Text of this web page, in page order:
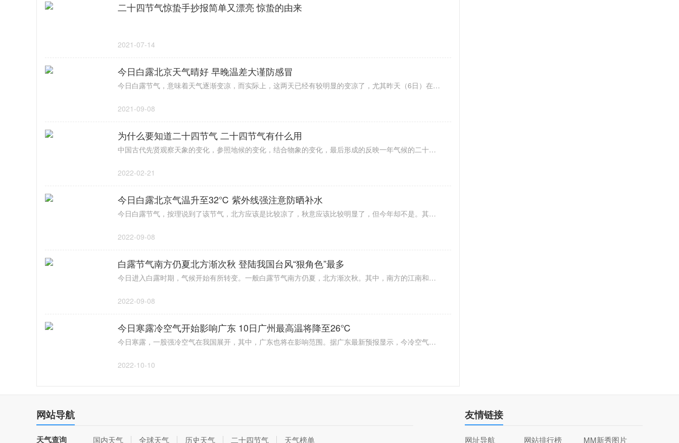
二十四节气惊蛰手抄报简单又漂亮 惊蛰的由来
2021-07-14
今日白露北京天气晴好 早晚温差大谨防感冒
今日白露节气，意味着天气逐渐变凉，而实际上，这两天已经有较明显的变凉了，尤其昨天（6日）在雨水的影响下，最高气温仅22℃左右。根据最新预报显示，预计今北京天气晴好，最高气温27℃，最低气温17℃，早晚温差大谨防感冒。另外，近期山区多雷雨天气，注意防范哦。
2021-09-08
为什么要知道二十四节气 二十四节气有什么用
中国古代先贤观察天象的变化，参照地候的变化，结合物象的变化，最后形成的反映一年气候的二十四节气，客观反映了自然界的节律变化，有效指导了当时人们的生活。2016年11月30日，联合国教科文组织正式将二十四节气列为人类非物质文化遗产代表作名录。
2022-02-21
今日白露北京气温升至32℃ 紫外线强注意防晒补水
今日白露节气，按理说到了该节气，北方应该是比较凉了，秋意应该比较明显了，但今年却不是。其中，据北京最新天气预报显示，今北京气温升至32℃，预计明后天气温也保持在这个温度左右，体感比较热，紫外线强，大家要注意防晒补水。
2022-09-08
白露节气南方仍夏北方渐次秋 登陆我国台风“狠角色”最多
今日进入白露时期，气候开始有所转变。一般白露节气南方仍夏，北方渐次秋。其中，南方的江南和华南等地区要注意防范“秋老虎”，高温天气可能时不时侵扰，仍需要注意防暑降温。另外，这个时候登陆我国台风“狠角色”最多，大家要实时关注太平洋台风情况。
2022-09-08
今日寒露冷空气开始影响广东 10日广州最高温将降至26℃
今日寒露，一股强冷空气在我国展开，其中，广东也将在影响范围。据广东最新预报显示，今冷空气开始影响广东，冷暖空气相遇，西部及珠三角部分地区现明显降雨。降温将从9日晚开始，预计10日广州最高温将降至26℃，大家要注意及时添衣，谨防感冒。
2022-10-10
网站导航
天气查询 国内天气 全球天气 历史天气 二十四节气 天气榜单
友情链接
网址导航 网站排行榜 MM新秀图片